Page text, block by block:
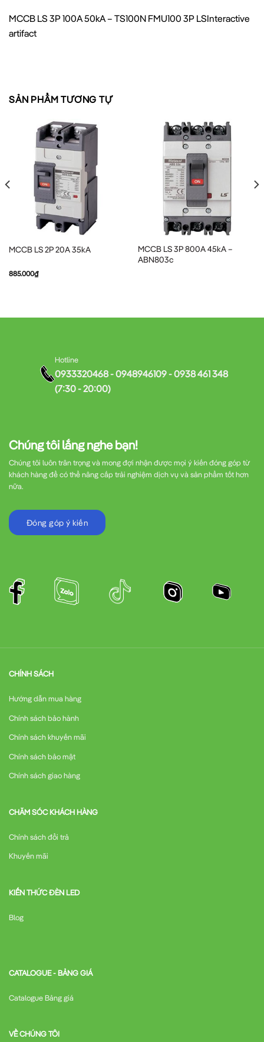
MCCB LS 3P 100A 50kA – TS100N FMU100 3P LSInteractive
artifact
SẢN PHẨM TƯƠNG TỰ
MCCB LS 2P 20A 35kA
885.000₫
MCCB LS 3P 800A 45kA –
ABN803c
Chúng tôi lắng nghe bạn!
Chúng tôi luôn trân trọng và mong đợi nhận được mọi ý kiến đóng góp từ
khách hàng để có thể nâng cấp trải nghiệm dịch vụ và sản phẩm tốt hơn
nữa.
Đóng góp ý kiến
Hotline
0933320468 - 0948946109 - 0938 461 348
(7:30 - 20:00)
CHÍNH SÁCH
Hướng dẫn mua hàng
Chính sách bảo hành
Chính sách khuyến mãi
Chính sách bảo mật
Chính sách giao hàng
CHĂM SÓC KHÁCH HÀNG
Chính sách đổi trả
Khuyến mãi
KIẾN THỨC ĐÈN LED
Blog
CATALOGUE - BẢNG GIÁ
Catalogue Bảng giá
VỀ CHÚNG TÔI